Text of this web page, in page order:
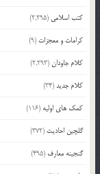
کتب اسلامی (2,295)
کرامات و معجزات (9)
کلام جاودان(2,293)
کلام جدید(34)
کمک های اولیه (116)
گلچین احادیث (372)
گنجینه معارف (495)